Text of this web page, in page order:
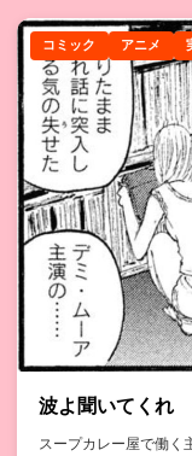
コミック アニメ
波よ聞いてくれ
スープカレー屋で働く